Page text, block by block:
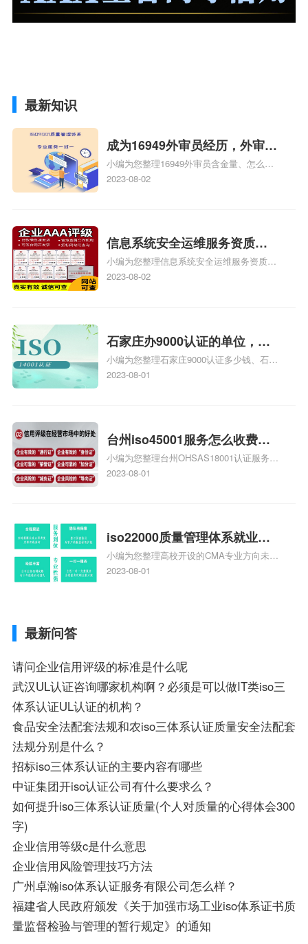
最新知识
成为16949外审员经历，外审员
16949
小编为您整理16949外审员含金量、怎么才
能成为注册的TS16949:2009的外审员、我
2023-08-02
信息系统安全运维服务资质二
级费用，信息系统安全运维服
务资质二级
小编为您整理信息系统安全运维服务资质认
证证书机构有哪些、安全运维服务资质的费
体系认证知识，详情可查看下方正文！
2023-08-02
石家庄办9000认证的单位，石
家庄9000认证的公司
小编为您整理石家庄9000认证多少钱、石家
庄9000认证价格多少钱、石家庄9000认证
2023-08-01
台州iso45001服务怎么收费，
台州iso45001认证服务怎么收
费
小编为您整理台州OHSAS18001认证服务中
心哪家收费便宜、台州ISO9000认证，哪个
标准是什么相关iso体系认证知识，详情可
查看下方正文！
2023-08-01
iso22000质量管理体系就业方
向，质量管理与认证就业方向
小编为您整理高校开设的CMA专业方向未来
就业前景及就业方向如何、cma就业方向有
2023-08-01
最新问答
请问企业信用评级的标准是什么呢
武汉UL认证咨询哪家机构啊？必须是可以做IT类iso三
体系认证UL认证的机构？
食品安全法配套法规和农iso三体系认证质量安全法配套
法规分别是什么？
招标iso三体系认证的主要内容有哪些
中证集团开iso认证公司有什么要求么？
如何提升iso三体系认证质量(个人对质量的心得体会300
字)
企业信用等级c是什么意思
企业信用风险管理技巧方法
广州卓瀚iso体系认证服务有限公司怎么样？
福建省人民政府颁发《关于加强市场工业iso体系证书质
量监督检验与管理的暂行规定》的通知